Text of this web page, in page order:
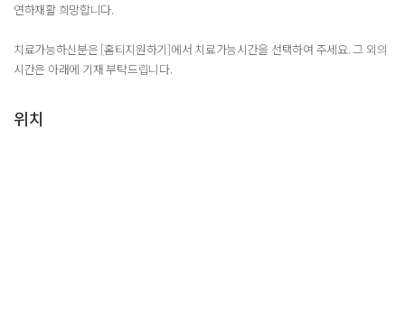
연하재활 희망합니다.
치료가능하신분은 [홈티지원하기]에서 치료가능시간을 선택하여 주세요. 그 외의
시간은 아래에 기재 부탁드립니다.
위치